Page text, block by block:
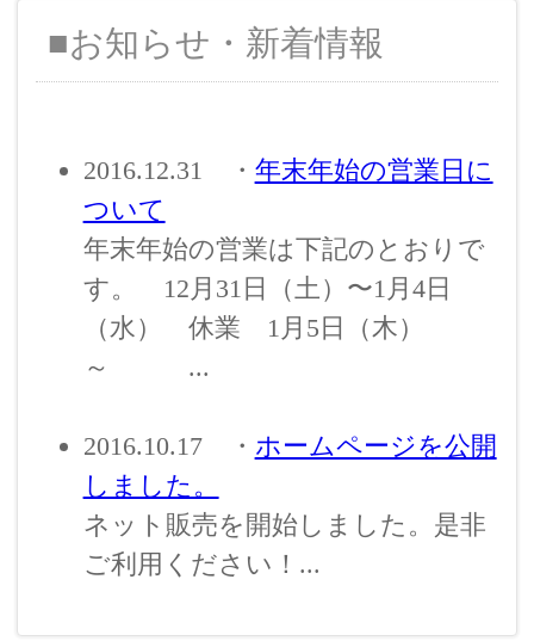
■お知らせ・新着情報
2016.12.31 ・ 年末年始の営業日に
ついて
年末年始の営業は下記のとおりで
す。 12月31日（土）〜1月4日
（水） 休業 1月5日（木）
～ ...
2016.10.17 ・ ホームページを公開
しました。
ネット販売を開始しました。是非
ご利用ください！...